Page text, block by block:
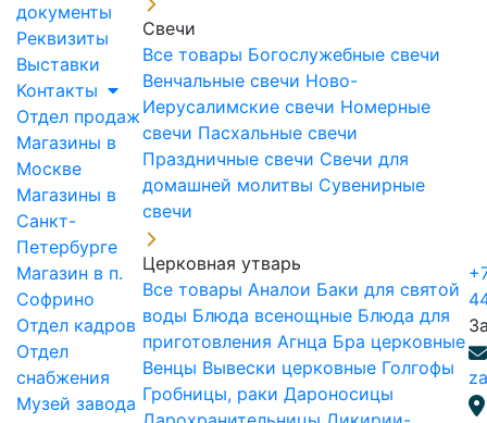
документы
Реквизиты
Выставки
Контакты
Отдел продаж
Магазины в
Москве
Магазины в
Санкт-
Петербурге
Магазин в п.
Софрино
Отдел кадров
Отдел
снабжения
Музей завода
Свечи
Все товары Богослужебные свечи
Венчальные свечи Ново-
Иерусалимские свечи Номерные
свечи Пасхальные свечи
Праздничные свечи Свечи для
домашней молитвы Сувенирные
свечи
Церковная утварь
Все товары Аналои Баки для святой
воды Блюда всенощные Блюда для
приготовления Агнца Бра церковные
Венцы Вывески церковные Голгофы
Гробницы, раки Дароносицы